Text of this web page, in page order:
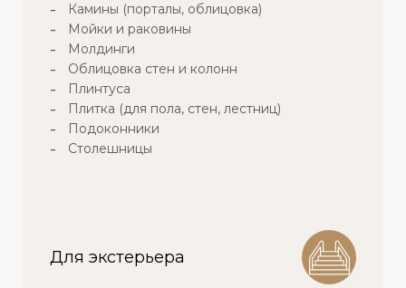
Камины (порталы, облицовка)
Мойки и раковины
Молдинги
Облицовка стен и колонн
Плинтуса
Плитка (для пола, стен, лестниц)
Подоконники
Столешницы
Для экстерьера